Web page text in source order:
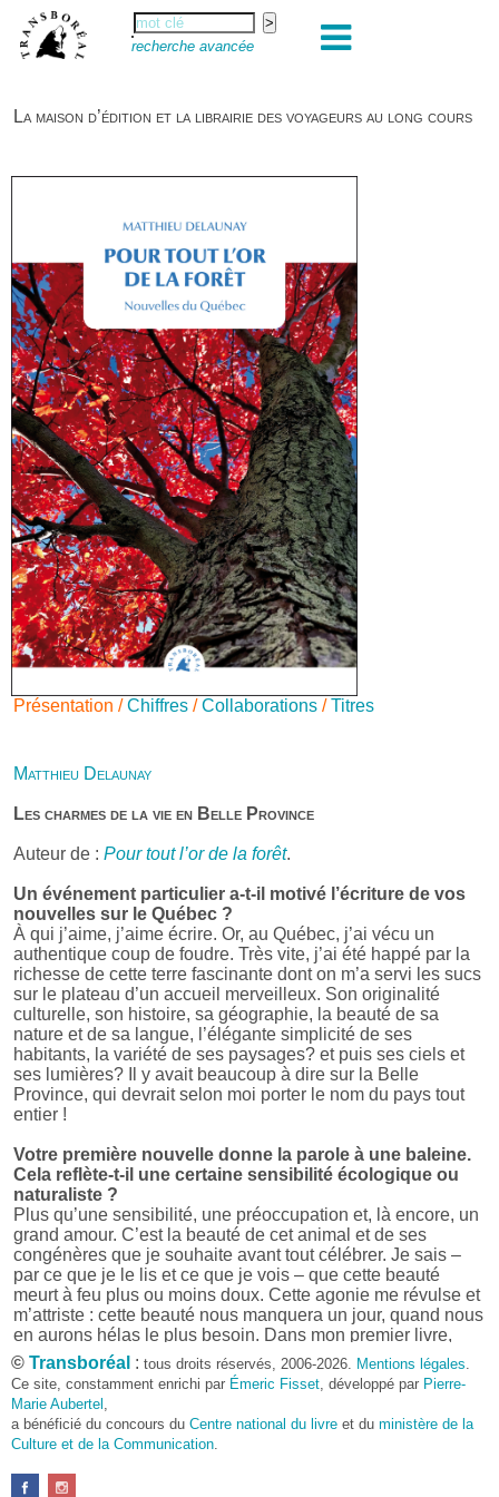
recherche avancée
La maison d’édition et la librairie des voyageurs au long cours
Présentation /Chiffres /Collaborations /Titres
Matthieu Delaunay
Les charmes de la vie en Belle Province
Auteur de : Pour tout l’or de la forêt.
Un événement particulier a-t-il motivé l’écriture de vos
nouvelles sur le Québec ?
À qui j’aime, j’aime écrire. Or, au Québec, j’ai vécu un
authentique coup de foudre. Très vite, j’ai été happé par la
richesse de cette terre fascinante dont on m’a servi les sucs
sur le plateau d’un accueil merveilleux. Son originalité
culturelle, son histoire, sa géographie, la beauté de sa
nature et de sa langue, l’élégante simplicité de ses
habitants, la variété de ses paysages? et puis ses ciels et
ses lumières? Il y avait beaucoup à dire sur la Belle
Province, qui devrait selon moi porter le nom du pays tout
entier !
Votre première nouvelle donne la parole à une baleine.
Cela reflète-t-il une certaine sensibilité écologique ou
naturaliste ?
Plus qu’une sensibilité, une préoccupation et, là encore, un
grand amour. C’est la beauté de cet animal et de ses
congénères que je souhaite avant tout célébrer. Je sais –
par ce que je le lis et ce que je vois – que cette beauté
meurt à feu plus ou moins doux. Cette agonie me révulse et
m’attriste : cette beauté nous manquera un jour, quand nous
en aurons hélas le plus besoin. Dans mon premier livre,
j’avais pris goût à me mettre dans la peau d’une bête. Outre
l’intérêt de l’exercice littéraire, il me semble que cela peut
être un bon moyen pour transmettre certains messages.
Pourquoi avoir choisi le format des nouvelles plutôt
qu’un autre ?
D’abord parce que j’aime (décidément!) en lire !
© Transboréal : tous droits réservés, 2006-2026. Mentions légales
Ce site, constamment enrichi par Émeric Fisset , développé par Pierre-
Marie Aubertel
a bénéficié du concours du Centre national du livre et du ministère de la
Culture et de la Communication